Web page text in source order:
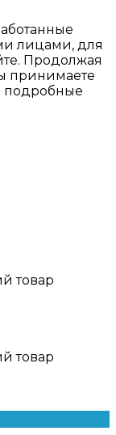
лицами, для
Продолжая
принимаете
подробные
товар
товар